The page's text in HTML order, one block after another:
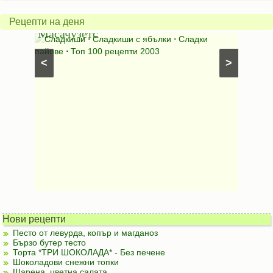
Рецепти на деня
>
<
от
Масачузетс
Сладкиши⋅Сладкиши с ябълки ⋅ Сладки
пайове ⋅ Топ 100 рецепти 2003
на
мама
Нови рецепти
Песто от левурда, копър и магданоз
Бързо бутер тесто
Торта *ТРИ ШОКОЛАДА* - Без печене
Шоколадови снежни топки